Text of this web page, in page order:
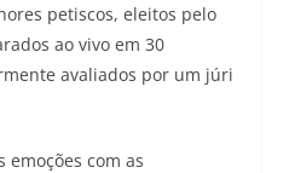
petiscos, eleitos pelo
ao vivo em 30
avaliados por um júri
emoções com as